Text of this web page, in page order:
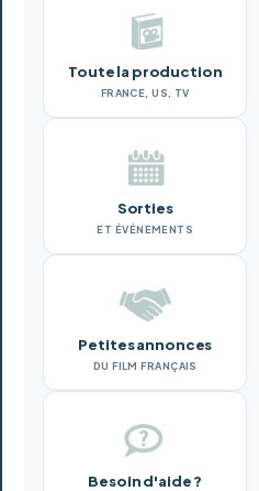
Toute la production
FRANCE, US, TV
Sorties
ET ÉVÉNEMENTS
Petites annonces
DU FILM FRANÇAIS
Besoin d'aide ?